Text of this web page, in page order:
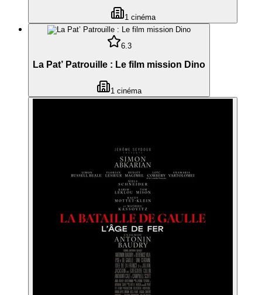
1cinéma
6.3
La Pat’ Patrouille : Le film mission Dino
1 cinéma